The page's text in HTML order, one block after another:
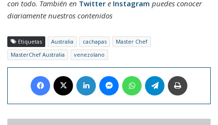
con todo. También en Twitter e Instagram puedes conocer
diariamente nuestros contenidos
Etiquetas Australia cachapas
Master Chef
MasterChef Australia
venezolano
Facebook LinkedIn MessengerWhatsAppTelegram